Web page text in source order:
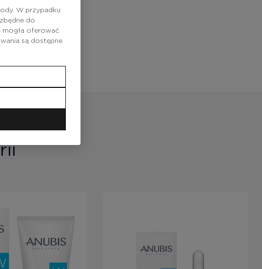
W przypadku
do
mogła oferować
są dostępne